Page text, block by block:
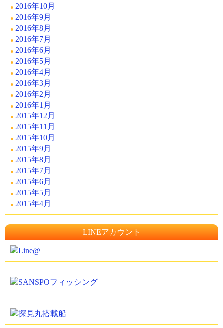
2016年10月
2016年9月
2016年8月
2016年7月
2016年6月
2016年5月
2016年4月
2016年3月
2016年2月
2016年1月
2015年12月
2015年11月
2015年10月
2015年9月
2015年8月
2015年7月
2015年6月
2015年5月
2015年4月
LINEアカウント